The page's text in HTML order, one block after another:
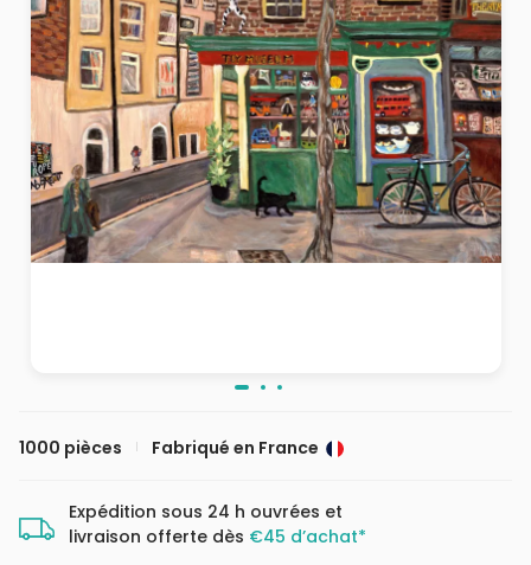
1000 pièces Fabriqué en France
Expédition sous 24 h ouvrées et
livraison offerte dès €45 d’achat*